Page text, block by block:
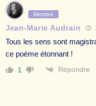
Membre
Jean-Marie Audrain
Tous les sens sont
ce poème étonnant !
1 Répondre